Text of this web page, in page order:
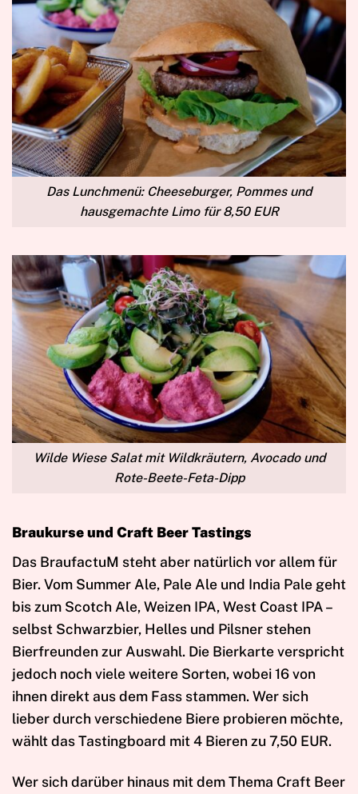
Das Lunchmenü: Cheeseburger, Pommes und
hausgemachte Limo für 8,50 EUR
Wilde Wiese Salat mit Wildkräutern, Avocado und
Rote-Beete-Feta-Dipp
Braukurse und Craft Beer Tastings
Das BraufactuM steht aber natürlich vor allem für
Bier. Vom Summer Ale, Pale Ale und India Pale geht
bis zum Scotch Ale, Weizen IPA, West Coast IPA –
selbst Schwarzbier, Helles und Pilsner stehen
Bierfreunden zur Auswahl. Die Bierkarte verspricht
jedoch noch viele weitere Sorten, wobei 16 von
ihnen direkt aus dem Fass stammen. Wer sich
lieber durch verschiedene Biere probieren möchte,
wählt das Tastingboard mit 4 Bieren zu 7,50 EUR.
Wer sich darüber hinaus mit dem Thema Craft Beer